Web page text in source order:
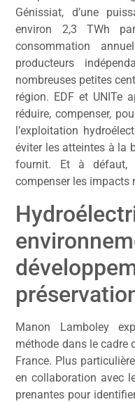
Génissiat, d’une
environ 2,3 TWh
consommation
producteurs
nombreuses petites
région. EDF et UNITe
réduire, compenser,
l’exploitation
éviter les atteintes à la
fournit. Et à défaut,
compenser les impacts
Manon Lamboley
méthode dans le cadre
France. Plus
en collaboration avec
prenantes pour